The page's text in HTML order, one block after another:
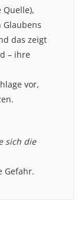
Quelle),
das zeigt
– ihre
vor,
sich die
Gefahr.